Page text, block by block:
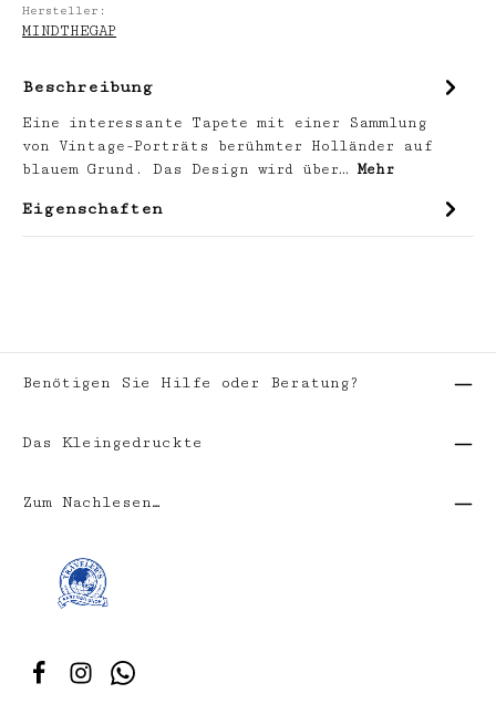
Hersteller:
MINDTHEGAP
Beschreibung
Eine interessante Tapete mit einer Sammlung
von Vintage-Porträts berühmter Holländer auf
blauem Grund. Das Design wird über… Mehr
Eigenschaften
Benötigen Sie Hilfe oder Beratung?
Das Kleingedruckte
Zum Nachlesen…